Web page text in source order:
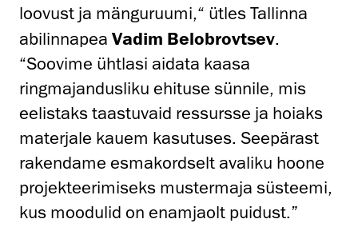
loovust ja mänguruumi,“ ütles Tallinna
abilinnapea Vadim Belobrovtsev.
“Soovime ühtlasi aidata kaasa
ringmajandusliku ehituse sünnile, mis
eelistaks taastuvaid ressursse ja hoiaks
materjale kauem kasutuses. Seepärast
rakendame esmakordselt avaliku hoone
projekteerimiseks mustermaja süsteemi,
kus moodulid on enamjaolt puidust.”